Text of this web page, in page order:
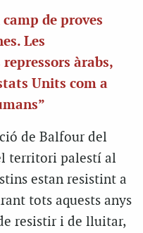
de proves
Les
àrabs,
Units com a
de Balfour del
territori palestí al
estan resistint a
tots aquests anys
resistir i de lluitar,